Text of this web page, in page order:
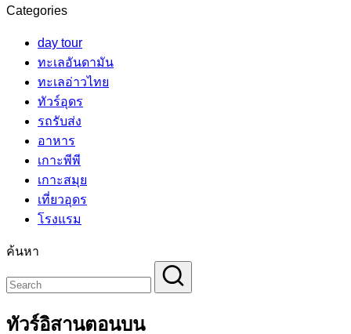
Categories
day tour
ทะเลอันดามัน
ทะเลอ่าวไทย
ทัวร์อุดร
รถรับส่ง
อาหาร
เกาะพีพี
เกาะสมุย
เที่ยวอุดร
โรงแรม
ค้นหา
ทัวร์อิสานตอนบน